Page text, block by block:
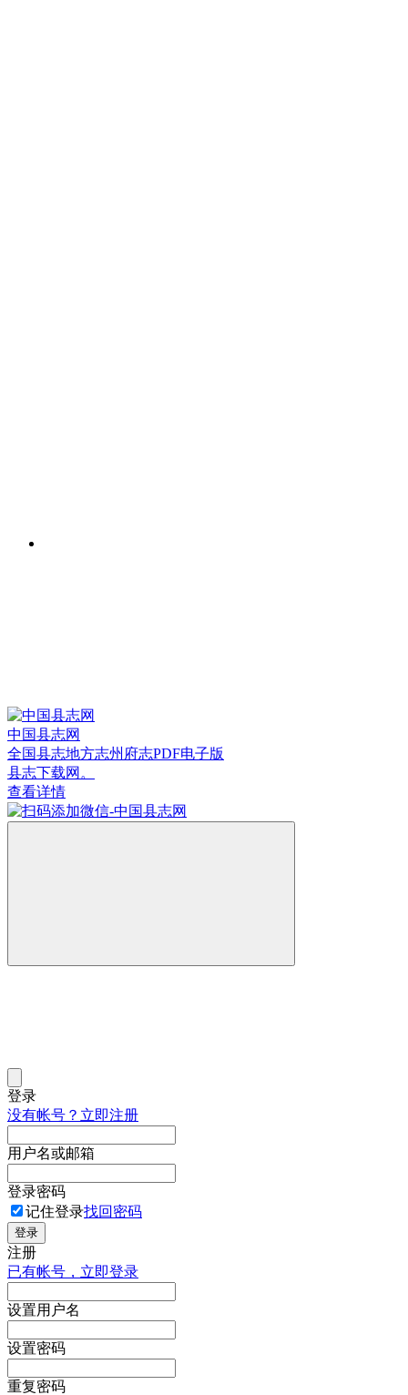
中国县志网
全国县志地方志州府志PDF电子版
县志下载网。
查看详情
登录
没有帐号？立即注册
用户名或邮箱
登录密码
记住登录找回密码
登录
注册
已有帐号，立即登录
设置用户名
设置密码
重复密码